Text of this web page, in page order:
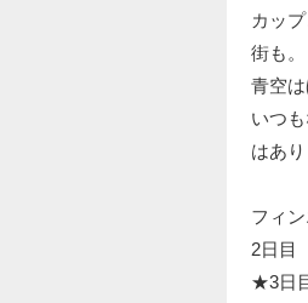
カッ
街も。
青空
いつ
はあ
フィ
2日目
★3日